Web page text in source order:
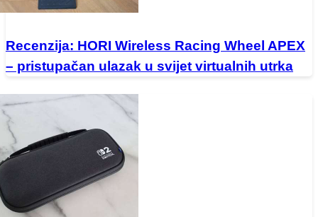
Recenzija: HORI Wireless Racing Wheel APEX
– pristupačan ulazak u svijet virtualnih utrka